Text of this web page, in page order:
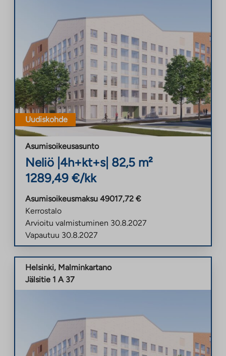
Uudiskohde
Asumisoikeusasunto
Neliö 4h+kt+s| 82,5 m²
1289,49 €/kk
Asumisoikeusmaksu 49017,72 €
Kerrostalo
Arvioitu valmistuminen 30.8.2027
Vapautuu 30.8.2027
Helsinki, Malminkartano
Jälsitie 1 A 37